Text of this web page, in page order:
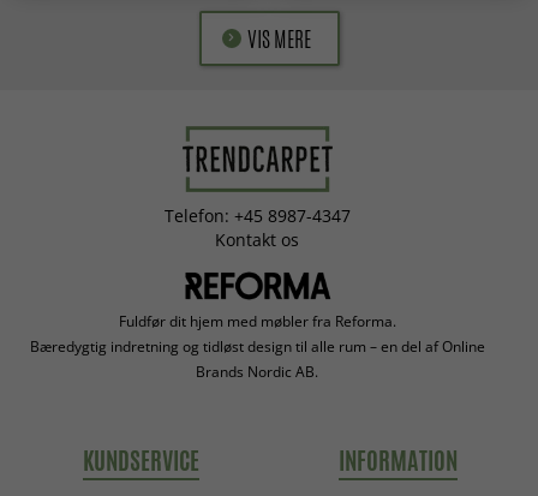
VIS MERE
Telefon: +45 8987-4347
Kontakt os
Fuldfør dit hjem med møbler fra Reforma.
Bæredygtig indretning og tidløst design til alle rum – en del af Online
Brands Nordic AB.
KUNDSERVICE INFORMATION